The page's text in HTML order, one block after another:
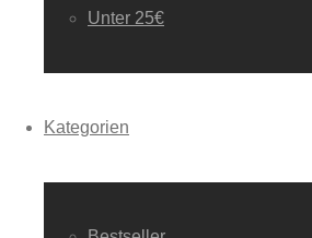
Unter 25€
Kategorien